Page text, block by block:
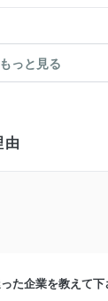
もっと見る
た企業を教えて下